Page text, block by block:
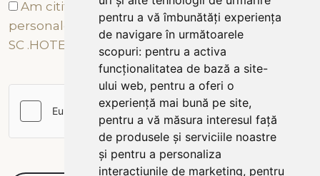
pentru a vă îmbunătăți experiența
de navigare în următoarele
scopuri: pentru a activa
funcționalitatea de bază a site-
ului web, pentru a oferi o
experiență mai bună pe site,
pentru a vă măsura interesul față
de produsele și serviciile noastre
și pentru a personaliza
interacțiunile de marketing, pentru
Am citit și sunt de acord cu prelucrarea datelor
personale conform Politicii de Confidențialitate a
SC .HOTEL TÂRNAVA 2000 SRL